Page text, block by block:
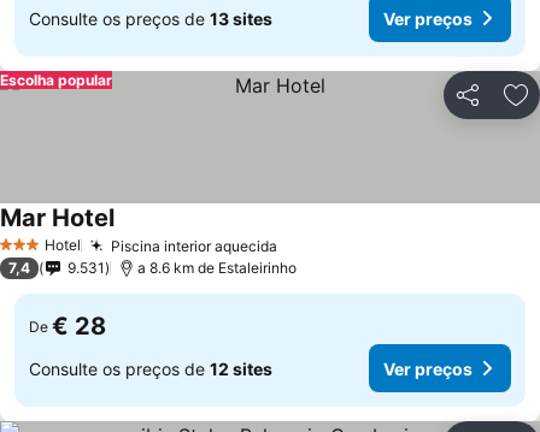
Consulte os preços de 13 sites Ver preços
Partilhar
Escolha popular
3 EstrelasHotel Piscina interior aquecida
Mar Hotel
7,4 9.531 a 8.6 km de Estaleirinho
De € 28
Consulte os preços de 12 sites Ver preços